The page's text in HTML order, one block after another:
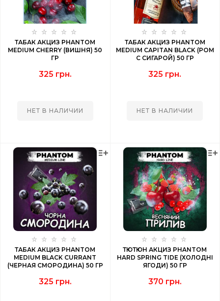
ТАБАК АКЦИЗ PHANTOM
MEDIUM CHERRY (ВИШНЯ) 50
ГР
325 грн.
НЕТ В НАЛИЧИИ
ТАБАК АКЦИЗ PHANTOM
MEDIUM CAPITAN BLACK (РОМ
С СИГАРОЙ) 50 ГР
325 грн.
НЕТ В НАЛИЧИИ
ТАБАК АКЦИЗ PHANTOM
MEDIUM BLACK CURRANT
(ЧЕРНАЯ СМОРОДИНА) 50 ГР
325 грн.
ТЮТЮН АКЦИЗ PHANTOM
HARD SPRING TIDE (ХОЛОДНІ
ЯГОДИ) 50 ГР
370 грн.